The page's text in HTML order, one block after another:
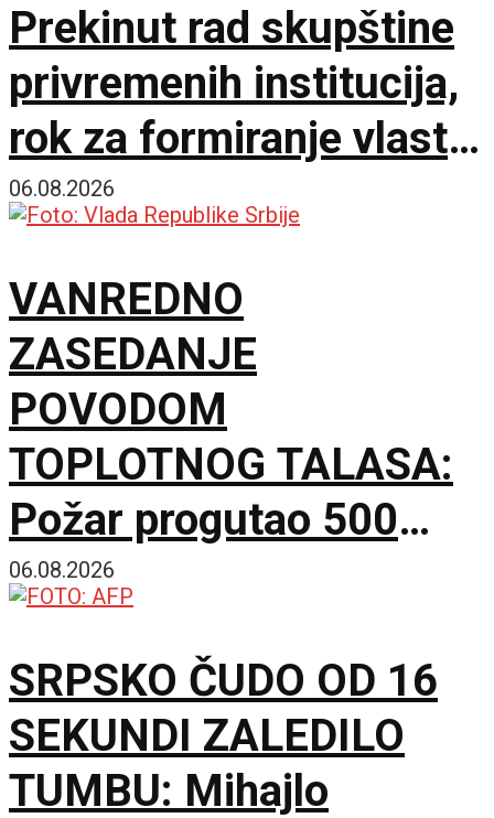
Prekinut rad skupštine
privremenih institucija,
rok za formiranje vlasti
ističe sutra u ponoć
06.08.2026
VANREDNO
ZASEDANJE
POVODOM
TOPLOTNOG TALASA:
Požar progutao 500
hektara Peščare, sutra
06.08.2026
SRPSKO ČUDO OD 16
SEKUNDI ZALEDILO
TUMBU: Mihajlo